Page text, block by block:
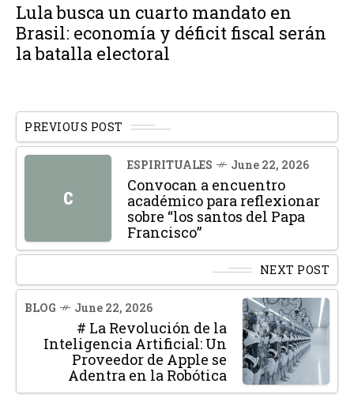
Lula busca un cuarto mandato en
Brasil: economía y déficit fiscal serán
la batalla electoral
PREVIOUS POST
C
ESPIRITUALES June 22, 2026
Convocan a encuentro
académico para reflexionar
sobre “los santos del Papa
Francisco”
NEXT POST
BLOG June 22, 2026
# La Revolución de la
Inteligencia Artificial: Un
Proveedor de Apple se
Adentra en la Robótica